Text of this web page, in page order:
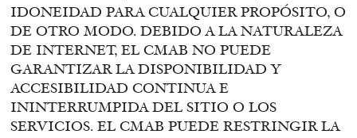
IDONEIDAD PARA CUALQUIER PROPÓSITO, O
DE OTRO MODO. DEBIDO A LA NATURALEZA
DE INTERNET, EL CMAB NO PUEDE
GARANTIZAR LA DISPONIBILIDAD Y
ACCESIBILIDAD CONTINUA E
ININTERRUMPIDA DEL SITIO O LOS
SERVICIOS. EL CMAB PUEDE RESTRINGIR LA